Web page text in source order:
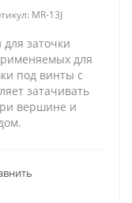
MR-13J
заточки
для
под винты с
затачивать
вершине и